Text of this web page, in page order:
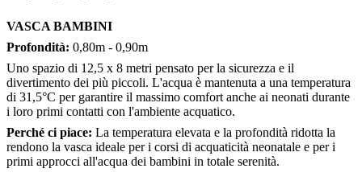
VASCA BAMBINI
Profondità: 0,80m - 0,90m
Uno spazio di 12,5 x 8 metri pensato per la sicurezza e il
divertimento dei più piccoli. L'acqua è mantenuta a una temperatura
di 31,5°C per garantire il massimo comfort anche ai neonati durante
i loro primi contatti con l'ambiente acquatico.
Perché ci piace: La temperatura elevata e la profondità ridotta la
rendono la vasca ideale per i corsi di acquaticità neonatale e per i
primi approcci all'acqua dei bambini in totale serenità.